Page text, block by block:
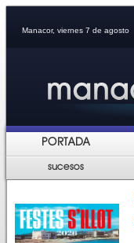
Manacor, viernes 7 de agosto